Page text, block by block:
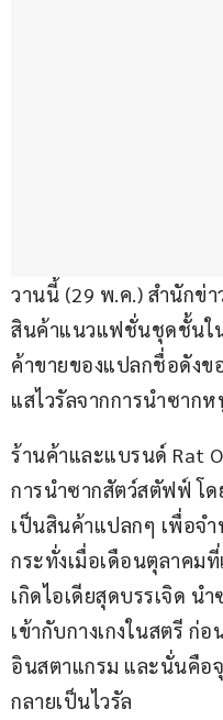
วานนี้ (29 พ.ค.) สำนักข่า
สินค้าแนวแฟชั่นชุดชั้นใ
ค้าขายของแปลกชื่อดังข
แสไวรัลจากการนำซาก
ร้านค้าและแบรนด์ Rat
การนำซากสัตว์สตัฟฟ์ โ
เป็นสินค้าแปลกๆ เพื่อจ
กระทั่งเมื่อเดือนตุลาคม
เกิดไอเดียสุดบรรเจิด น
เข้ากับกางเกงในสตรี ก่
อินสตาแกรม และนั่นคือ
กลายเป็นไวรัล